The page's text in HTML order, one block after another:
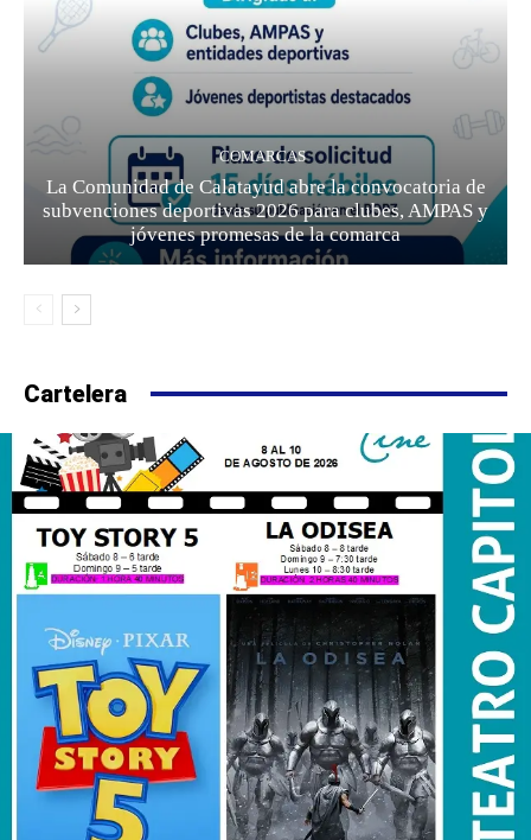
COMARCAS
La Comunidad de Calatayud abre la convocatoria de
subvenciones deportivas 2026 para clubes, AMPAS y
jóvenes promesas de la comarca
Cartelera